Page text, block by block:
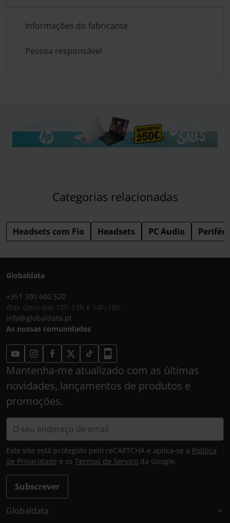
Informações do fabricante
Pessoa responsável
Categorias relacionadas
Headsets com Fio Headsets PC Audio
Globaldata
+351 300 600 520
dias úteis das 10h-13h e 14h-18h
info@globaldata.pt
As nossas comunidades
Mantenha-me atualizado com as últimas
novidades, lançamentos de produtos e
promoções.
Subscrever
Este site está protegido pelo reCAPTCHA e aplica-se a Política
de Privacidade e os Termos de Serviço da Google.
Globaldata